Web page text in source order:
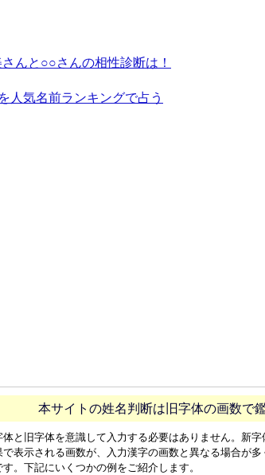
んと○○さんの相性診断は！
人気名前ランキングで占う
本サイトの姓名判断は旧字体の画数で
と旧字体を意識して入力する必要はありません。新
表示される画数が、入力漢字の画数と異なる場合が
。下記にいくつかの例をご紹介します。